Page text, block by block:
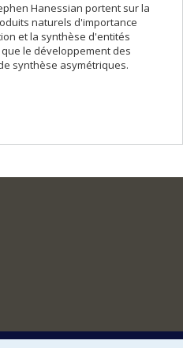
Hanessian portent sur la
naturels d'importance
et la synthèse d'entités
le développement des
synthèse asymétriques.